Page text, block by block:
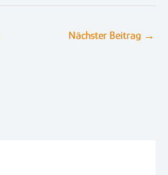
Nächster Beitrag →